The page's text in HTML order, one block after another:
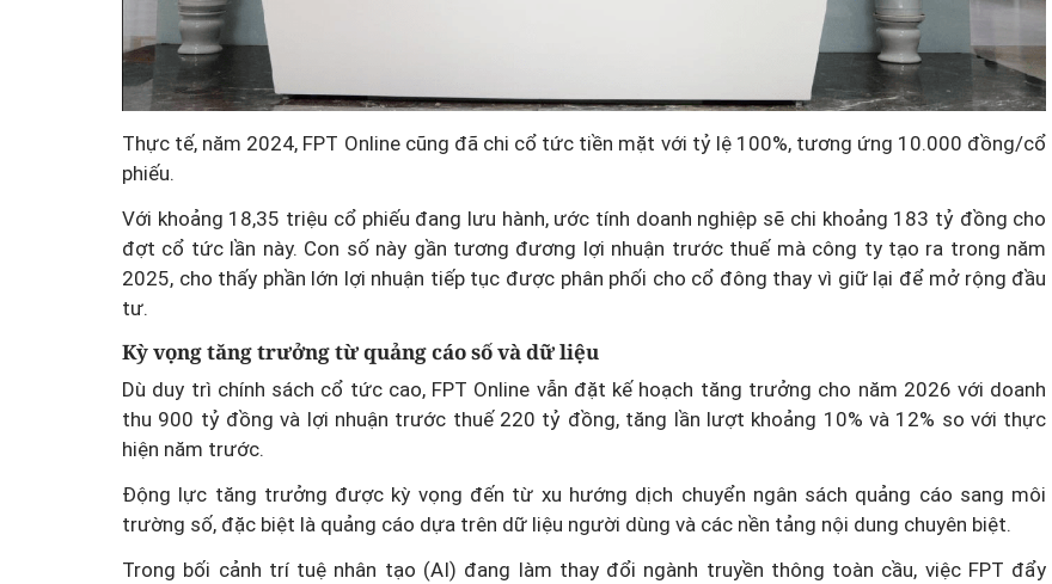
Thực tế, năm 2024, FPT Online cũng đã chi cổ tức tiền mặt với tỷ lệ 100%, tương ứng 10.000 đồng/cổ
phiếu.
Với khoảng 18,35 triệu cổ phiếu đang lưu hành, ước tính doanh nghiệp sẽ chi khoảng 183 tỷ đồng cho
đợt cổ tức lần này. Con số này gần tương đương lợi nhuận trước thuế mà công ty tạo ra trong năm
2025, cho thấy phần lớn lợi nhuận tiếp tục được phân phối cho cổ đông thay vì giữ lại để mở rộng đầu
tư.
Kỳ vọng tăng trưởng từ quảng cáo số và dữ liệu
Dù duy trì chính sách cổ tức cao, FPT Online vẫn đặt kế hoạch tăng trưởng cho năm 2026 với doanh
thu 900 tỷ đồng và lợi nhuận trước thuế 220 tỷ đồng, tăng lần lượt khoảng 10% và 12% so với thực
hiện năm trước.
Động lực tăng trưởng được kỳ vọng đến từ xu hướng dịch chuyển ngân sách quảng cáo sang môi
trường số, đặc biệt là quảng cáo dựa trên dữ liệu người dùng và các nền tảng nội dung chuyên biệt.
Trong bối cảnh trí tuệ nhân tạo (AI) đang làm thay đổi ngành truyền thông toàn cầu, việc FPT đẩy
trong thúc đẩy tiến trình chuyển
đổi số quốc gia và phát triển công
Tín hiệu nợ phía sau lợi nhuận